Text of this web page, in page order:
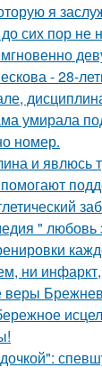
я
сих пор не
- 28-
умирала
номер.
и явлюсь
"
ни инфаркт,